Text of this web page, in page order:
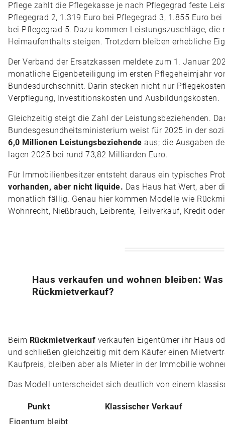
Pflege zahlt die Pflegekasse je nach Pflegegrad feste
Pflegegrad 2, 1.319 Euro bei Pflegegrad 3, 1.855 Euro
bei Pflegegrad 5. Dazu kommen Leistungszuschläge, die
Heimaufenthalts steigen. Trotzdem bleiben erhebliche
Der Verband der Ersatzkassen meldete zum 1. Januar
monatliche Eigenbeteiligung im ersten Pflegeheimjahr
Bundesdurchschnitt. Darin stecken nicht nur
Verpflegung, Investitionskosten und Ausbildungskosten.
Gleichzeitig steigt die Zahl der Leistungsbeziehenden.
Bundesgesundheitsministerium weist für 2025 in der
6,0 Millionen Leistungsbeziehende aus; die Ausgaben
lagen 2025 bei rund 73,82 Milliarden Euro.
Für Immobilienbesitzer entsteht daraus ein typisches
vorhanden, aber nicht liquide. Das Haus hat Wert, aber
monatlich fällig. Genau hier kommen Modelle wie
Wohnrecht, Nießbrauch, Leibrente, Teilverkauf, Kredit
Haus verkaufen und wohnen bleiben:
Rückmietverkauf?
Beim Rückmietverkauf verkaufen Eigentümer ihr Haus
und schließen gleichzeitig mit dem Käufer einen
Kaufpreis, bleiben aber als Mieter in der Immobilie
Das Modell unterscheidet sich deutlich von einem
Punkt
Klassischer Verkauf
Eigentum bleibt